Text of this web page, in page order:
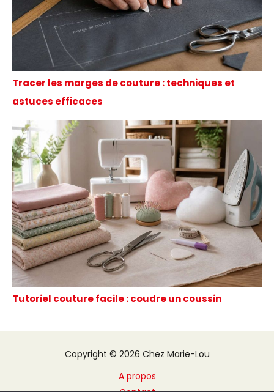
Tracer les marges de couture : techniques et
astuces efficaces
Tutoriel couture facile : coudre un coussin
Copyright © 2026 Chez Marie-Lou
A propos